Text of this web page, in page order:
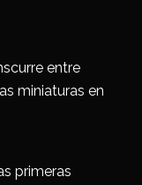
entre
miniaturas en
primeras